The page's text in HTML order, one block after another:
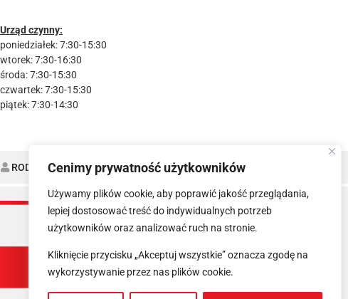
Cenimy prywatność użytkowników
Używamy plików cookie, aby poprawić jakość przeglądania,
lepiej dostosować treść do indywidualnych potrzeb
użytkowników oraz analizować ruch na stronie.
Kliknięcie przycisku „Akceptuj wszystkie” oznacza zgodę na
wykorzystywanie przez nas plików cookie.
Urząd czynny:
poniedziałek: 7:30-15:30
wtorek: 7:30-16:30
środa: 7:30-15:30
czwartek: 7:30-15:30
piątek: 7:30-14:30
RODO DEKLARACJA DOSTĘPNOŚCI